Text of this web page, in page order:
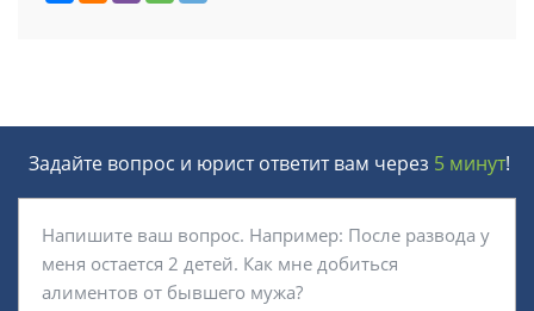
Задайте вопрос и юрист ответит вам через 5 минут!